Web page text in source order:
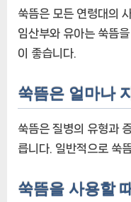
쑥뜸은 모든 연령대의
임산부와 유아는 쑥뜸
이 좋습니다.
쑥뜸은 얼마나
쑥뜸은 질병의 유형과
릅니다. 일반적으로 쑥
쑥뜸을 사용할